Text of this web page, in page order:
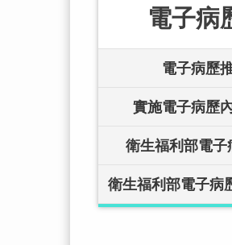
電子病
電子病歷
實施電子病歷
衛生福利部電
衛生福利部電子病